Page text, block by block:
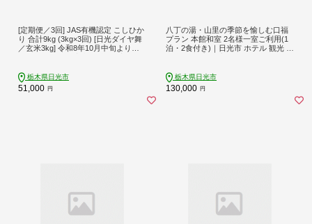
[定期便／3回] JAS有機認定 こしひか
り 合計9kg (3kg×3回) [日光ダイヤ舞
／玄米3kg] 令和8年10月中旬より順
米 コシヒカリ 新米 お米 ごはん 国産
産地直送 日光ダイヤ舞 先行予約 [092
4]
栃木県日光市
51,000 円
八丁の湯・山里の季節を愉しむ口福
プラン 本館和室 2名様一室ご利用(1
泊・2食付き)｜日光市 ホテル 観光 旅
栃木県日光市
130,000 円